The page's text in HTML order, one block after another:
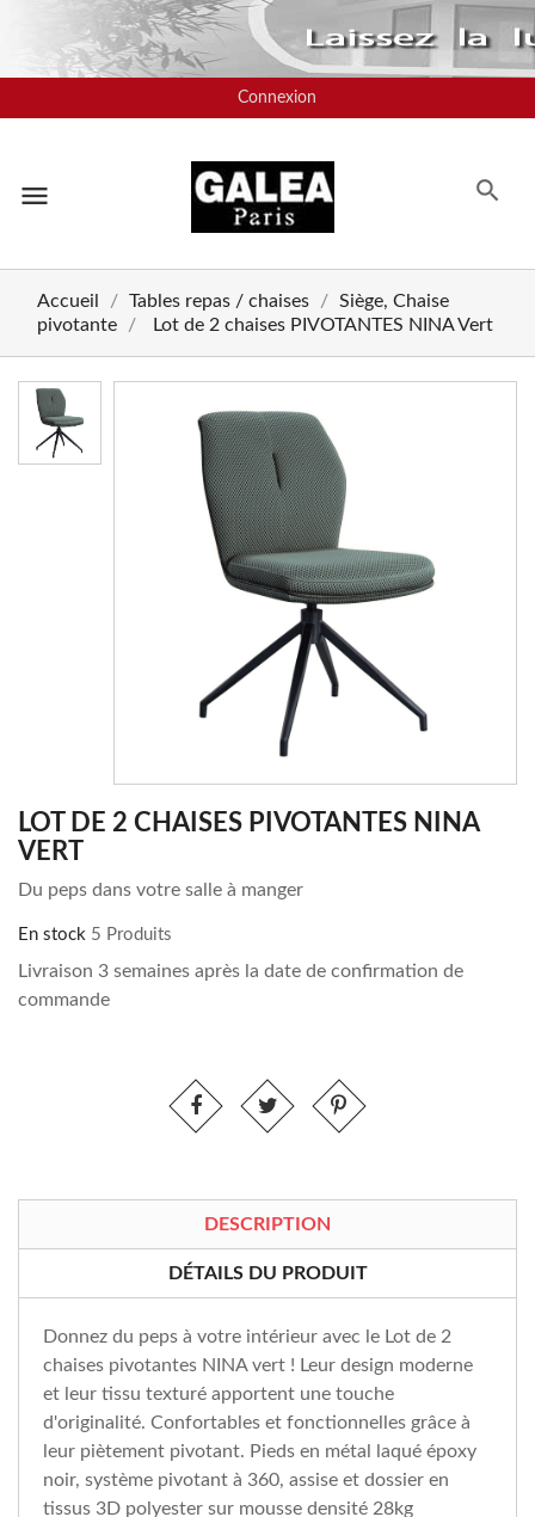
Connexion
menu
Accueil Tables repas / chaises
Siège, Chaise
pivotante
Lot de 2 chaises PIVOTANTES NINA Vert
LOT DE 2 CHAISES PIVOTANTES NINA
VERT
Du peps dans votre salle à manger
En stock 5 Produits
Livraison 3 semaines après la date de confirmation de
commande
DESCRIPTION
DÉTAILS DU PRODUIT
Donnez du peps à votre intérieur avec le Lot de 2
chaises pivotantes NINA vert ! Leur design moderne
et leur tissu texturé apportent une touche
d'originalité. Confortables et fonctionnelles grâce à
leur piètement pivotant. Pieds en métal laqué époxy
noir, système pivotant à 360, assise et dossier en
tissus 3D polyester sur mousse densité 28kg